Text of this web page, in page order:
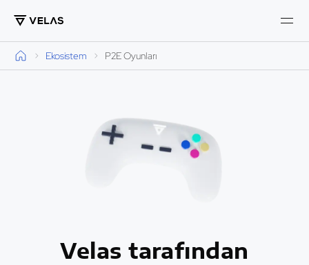
Ekosistem P2E Oyunları
Velas tarafından